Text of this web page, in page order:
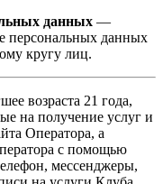
данных —
персональных данных
кругу лиц.
возраста 21 года,
на получение услуг и
Оператора, а
с помощью
мессенджеры,